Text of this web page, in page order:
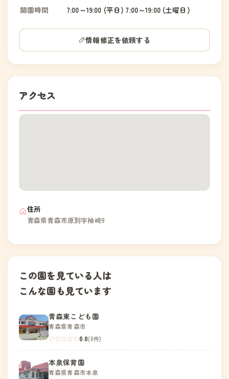
開園時間 7:00～19:00 (平日) 7:00～19:00 (土曜日)
情報修正を依頼する
アクセス
住所
青森県青森市原別字袖崎9
この園を見ている人は
こんな園も見ています
青森東こども園
青森県青森市
0.0(0件)
本泉保育園
青森県青森市本泉